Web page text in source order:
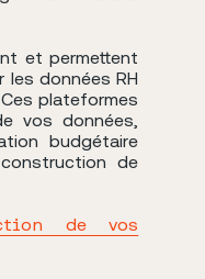
et permettent
données RH
plateformes
vos données,
budgétaire
de
de vos